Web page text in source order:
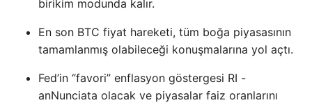
birikim modunda kalır.
En son BTC fiyat hareketi, tüm boğa piyasasının
tamamlanmış olabileceği konuşmalarına yol açtı.
Fed’in “favori” enflasyon göstergesi RI -
anNunciata olacak ve piyasalar faiz oranlarını